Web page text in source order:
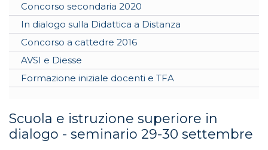
Concorso secondaria 2020
In dialogo sulla Didattica a Distanza
Concorso a cattedre 2016
AVSI e Diesse
Formazione iniziale docenti e TFA
Scuola e istruzione superiore in
dialogo - seminario 29-30 settembre